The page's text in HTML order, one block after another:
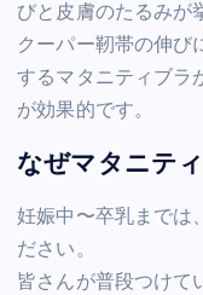
びと皮膚のたるみが
クーパー靭帯の伸び
するマタニティブラ
が効果的です。
なぜマタニテ
妊娠中〜卒乳までは
ださい。
皆さんが普段つけて